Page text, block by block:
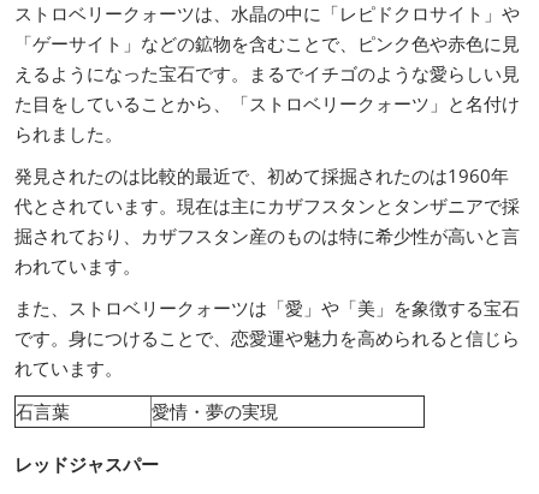
ストロベリークォーツは、水晶の中に「レピドクロサイト」や
「ゲーサイト」などの鉱物を含むことで、ピンク色や赤色に見
えるようになった宝石です。まるでイチゴのような愛らしい見
た目をしていることから、「ストロベリークォーツ」と名付け
られました。
発見されたのは比較的最近で、初めて採掘されたのは1960年
代とされています。現在は主にカザフスタンとタンザニアで採
掘されており、カザフスタン産のものは特に希少性が高いと言
われています。
また、ストロベリークォーツは「愛」や「美」を象徴する宝石
です。身につけることで、恋愛運や魅力を高められると信じら
れています。
石言葉
愛情・夢の実現
レッドジャスパー